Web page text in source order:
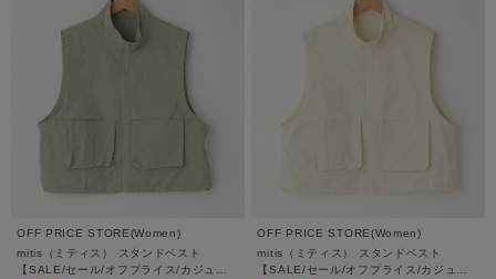
OFF PRICE STORE(Women)
mitis（ミティス） スタンドベスト
【SALE/セール/オフプライス/カジュア
OFF PRICE STORE(Women)
mitis（ミティス） スタンドベスト
【SALE/セール/オフプライス/カジュア